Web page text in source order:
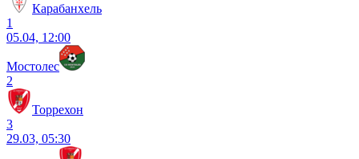
Карабанхель
1
05.04, 12:00
Мостолес
2
Торрехон
3
29.03, 05:30